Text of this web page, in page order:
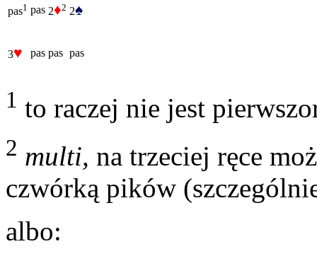
pas1 pas 2♦2 2♠
3♥ pas pas pas
1 to raczej nie jest
2 multi, na trzeciej ręce
czwórką pików
albo: